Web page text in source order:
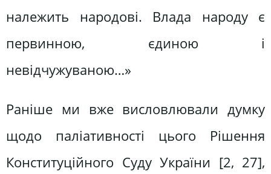
належить народові. Влада народу є
первинною, єдиною і
невідчужуваною…»
Раніше ми вже висловлювали думку
щодо паліативності цього Рішення
Конституційного Суду України [2, 27],